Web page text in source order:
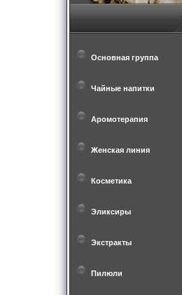
Основная группа
Чайные напитки
Аромотерапия
Женская линия
Косметика
Эликсиры
Экстракты
Пилюли